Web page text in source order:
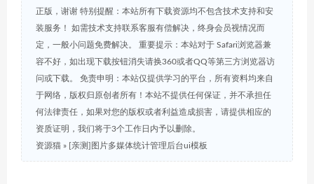
正版，谢谢 特别提醒：本站所有下载资源均不包含技术支持和安
装服务！ 如需技术支持联系客服有偿解决，终身会员视情况而
定，一般小问题免费解决。 重要提示：本站对于 Safari浏览器兼
容不好，如出现下载按钮消失请换360或者QQ等第三方浏览器访
问或下载。 免责申明：本站仅提供学习的平台，所有资料均来自
于网络，版权归原创者所有！本站不提供任何保证，并不承担任
何法律责任，如果对您的版权或者利益造成损害，请提供相应的
资质证明，我们将于3个工作日内予以删除。
资源猫 » [亲测]图片多媒体统计管理后台ui模板